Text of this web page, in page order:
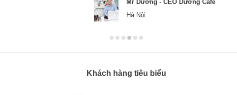
Mr Dương - CEO Dương Cafe
Hà Nội
Khách hàng tiêu biểu